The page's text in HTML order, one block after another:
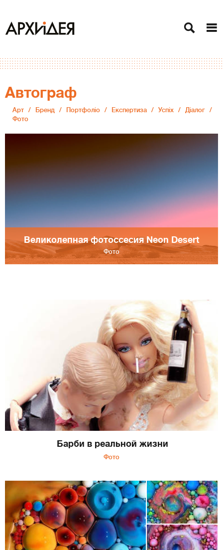
Автограф
Арт Бренд Портфоліо Експертиза Успіх
Діалог
Фото
Великолепная фотоссесия Neon Desert
Фото
Барби в реальной жизни
Фото